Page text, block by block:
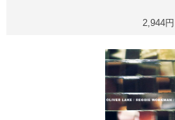
2,944円